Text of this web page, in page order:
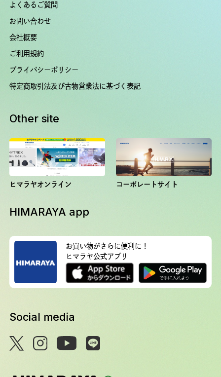
よくあるご質問
お問い合わせ
会社概要
ご利用規約
プライバシーポリシー
特定商取引法及び古物営業法に基づく表記
Other site
ヒマラヤオンライン コーポレートサイト
HIMARAYA app
お買い物がさらに便利に！
ヒマラヤ公式アプリ
Social media